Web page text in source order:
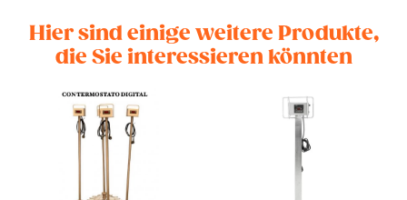
Hier sind einige weitere Produkte,
die Sie interessieren könnten